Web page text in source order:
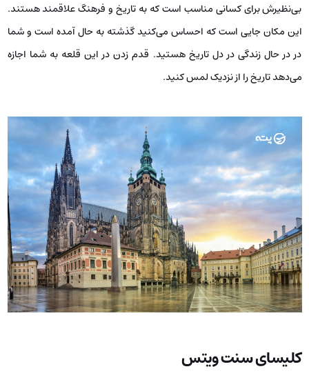
بی‌نظیرش برای کسانی مناسب است که به تاریخ و فرهنگ علاقمند هستند.
این مکان جایی است که احساس می‌کنید گذشته به حال آمده است و شما
در در حال زندگی در دل تاریخ هستید. قدم زدن در این قلعه به شما اجازه
می‌دهد تاریخ را از نزدیک لمس کنید.
کلیسای سنت ویتس